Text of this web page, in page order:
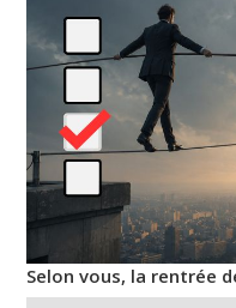
Selon vous, la rentrée